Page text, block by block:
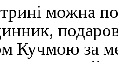
можна
Кучмою за